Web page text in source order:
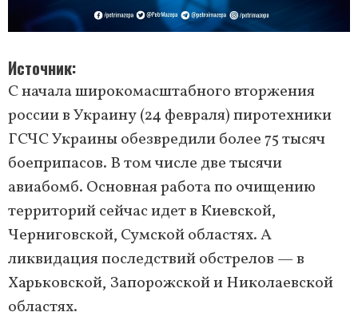
Источник
С начала широкомасштабного вторжения
россии в Украину (24 февраля) пиротехники
ГСЧС Украины обезвредили более 75 тысяч
боеприпасов. В том числе две тысячи
авиабомб. Основная работа по очищению
территорий сейчас идет в Киевской,
Черниговской, Сумской областях. А
ликвидация последствий обстрелов — в
Харьковской, Запорожской и Николаевской
областях.